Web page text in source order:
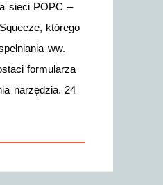
sieci POPC –
którego
ww.
formularza
narzędzia. 24